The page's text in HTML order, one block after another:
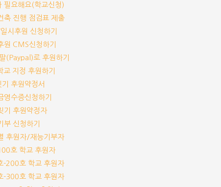
필요해요(학교신청)
축 진행 점검표 제출
시후원 신청하기
원 CMS신청하기
(Paypal)로 후원하기
지정 후원하기
후원약정서
영수증신청하기
기 후원약정자
부 신청하기
후원자/재능기부자
호 학교 후원자
-200호 학교 후원자
-300호 학교 후원자